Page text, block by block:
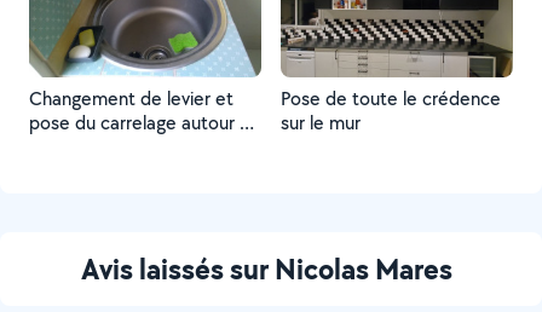
Changement de levier et
pose du carrelage autour et
Pose de toute le crédence
sur le mur
Avis laissés sur Nicolas Mares